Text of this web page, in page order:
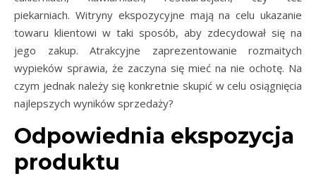
piekarniach. Witryny ekspozycyjne mają na celu ukazanie
towaru klientowi w taki sposób, aby zdecydował się na
jego zakup. Atrakcyjne zaprezentowanie rozmaitych
wypieków sprawia, że zaczyna się mieć na nie ochotę. Na
czym jednak należy się konkretnie skupić w celu osiągnięcia
najlepszych wyników sprzedaży?
Odpowiednia ekspozycja
produktu